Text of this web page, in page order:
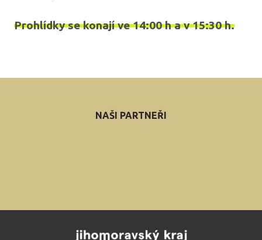
Prohlídky se konají ve 14:00 h a v 15:30 h.
NAŠI PARTNEŘI